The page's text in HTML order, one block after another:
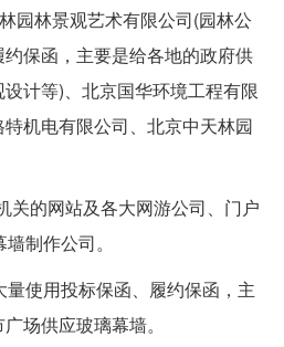
园林景观艺术有限公司(园林公
保函，主要是给各地的政府供
计等)、北京国华环境工程有限
机电有限公司、北京中天林园
关的网站及各大网游公司、门户
制作公司。
使用投标保函、履约保函，主
场供应玻璃幕墙。